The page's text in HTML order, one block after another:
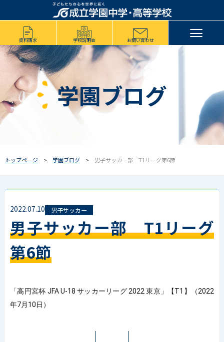
資料請求 学校説明会 お問い合わせ
学園ブログ
トップページ 学園ブログ 男子サッカー部 T1リーグ第6節
2022.07.10 男子サッカー
男子サッカー部 T1リーグ
第6節
「高円宮杯 JFA U-18 サッカーリーグ 2022 東京」【T1】（2022
年7月10日）